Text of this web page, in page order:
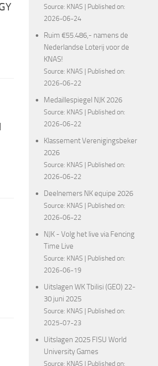
Source: KNAS
Published on:
2026-06-24
Ruim €55.486,- namens de
Nederlandse Loterij voor de
KNAS!
Source: KNAS
Published on:
2026-06-22
Medaillespiegel NJK 2026
Source: KNAS
Published on:
2026-06-22
Klassement Verenigingsbeker
2026
Source: KNAS
Published on:
2026-06-22
Deelnemers NK equipe 2026
Source: KNAS
Published on:
2026-06-22
NJK - Volg het live via Fencing
Time Live
Source: KNAS
Published on:
2026-06-19
Uitslagen WK Tbilisi (GEO) 22-
30 juni 2025
Source: KNAS
Published on:
2025-07-23
Uitslagen 2025 FISU World
University Games
Source: KNAS
Published on: